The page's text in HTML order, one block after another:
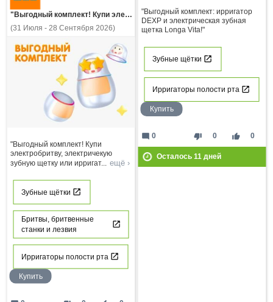
"Выгодный комплект: ирригатор
DEXP и электрическая зубная
щетка Longa Vita!"
Зубные щётки
Ирригаторы полости рта
Купить
thumb_down 0 thumb_up 0
mode_comment 0
Осталось 11дней
"Выгодный комплект! Купи электробритву, электричекую зубную щетку или ирригатор Redmond и получи скид"
(31 Июля - 28 Сентября 2026)
"Выгодный комплект! Купи
электробритву, электричекую
зубную щетку или ирригат... ещё ›
Зубные щётки
Бритвы, бритвенные
станки и лезвия
Ирригаторы полости рта
Купить